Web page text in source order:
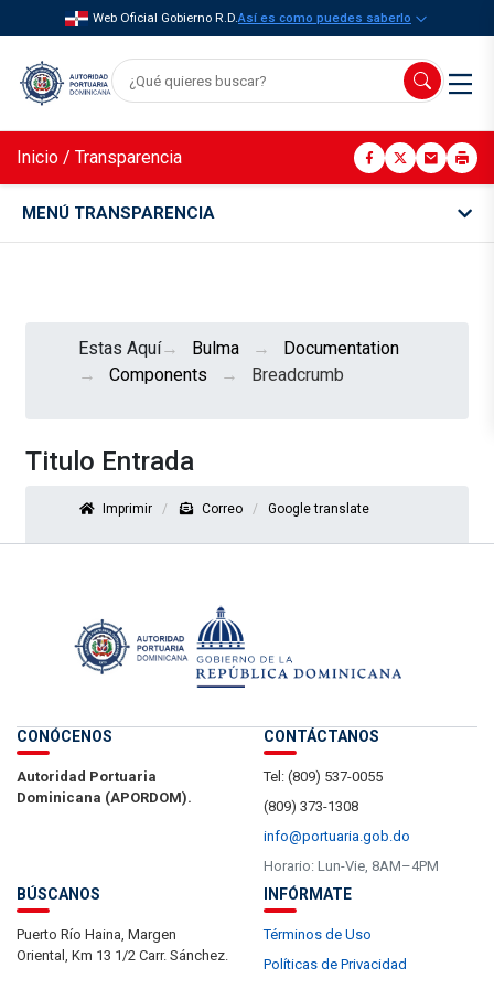
Web Oficial Gobierno R.D.Así es como puedes saberlo
Inicio / Transparencia
MENÚ TRANSPARENCIA
Estas Aquí Bulma
Documentation
Components
Breadcrumb
Titulo Entrada
Imprimir Correo Google translate
CONÓCENOS
Autoridad Portuaria
Dominicana (APORDOM).
CONTÁCTANOS
Tel: (809) 537-0055
(809) 373-1308
info@portuaria.gob.do
Horario: Lun-Vie, 8AM–4PM
BÚSCANOS
Puerto Río Haina, Margen
Oriental, Km 13 1/2 Carr. Sánchez.
INFÓRMATE
Términos de Uso
Políticas de Privacidad